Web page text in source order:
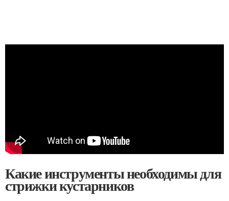
Какие инструменты необходимы для
стрижки кустарников